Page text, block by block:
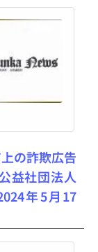
の詐欺広告
益社団法人
年5月17